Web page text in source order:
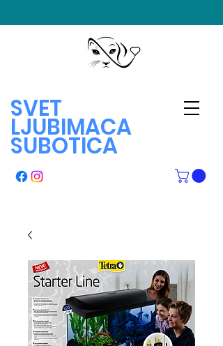
SVET
LJUBIMACA
SUBOTICA